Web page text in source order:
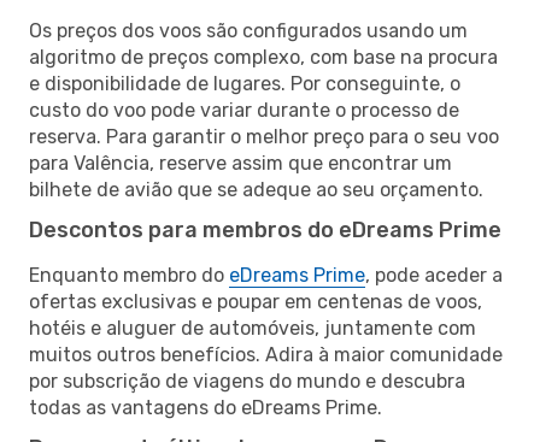
Os preços dos voos são configurados usando um
algoritmo de preços complexo, com base na procura
e disponibilidade de lugares. Por conseguinte, o
custo do voo pode variar durante o processo de
reserva. Para garantir o melhor preço para o seu voo
para Valência, reserve assim que encontrar um
bilhete de avião que se adeque ao seu orçamento.
Descontos para membros do eDreams Prime
Enquanto membro do eDreams Prime, pode aceder a
ofertas exclusivas e poupar em centenas de voos,
hotéis e aluguer de automóveis, juntamente com
muitos outros benefícios. Adira à maior comunidade
por subscrição de viagens do mundo e descubra
todas as vantagens do eDreams Prime.